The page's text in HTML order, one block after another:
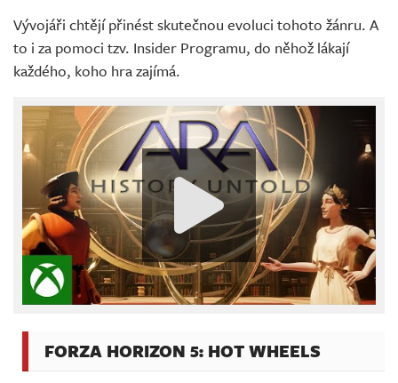
Vývojáři chtějí přinést skutečnou evoluci tohoto žánru. A
to i za pomoci tzv. Insider Programu, do něhož lákají
každého, koho hra zajímá.
FORZA HORIZON 5: HOT WHEELS